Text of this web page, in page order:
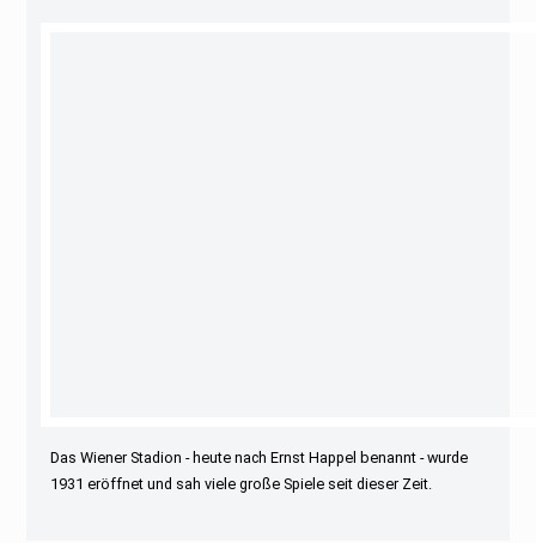
Das Wiener Stadion - heute nach Ernst Happel benannt - wurde
1931 eröffnet und sah viele große Spiele seit dieser Zeit.